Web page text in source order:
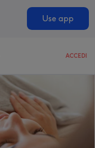
Use app
ACCEDI